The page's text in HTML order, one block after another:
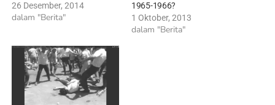
26 Desember, 2014
dalam "Berita"
1965-1966?
1 Oktober, 2013
dalam "Berita"